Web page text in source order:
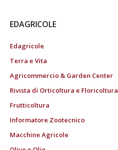
EDAGRICOLE
Edagricole
Terra e Vita
Agricommercio & Garden Center
Rivista di Orticoltura e Floricoltura
Frutticoltura
Informatore Zootecnico
Macchine Agricole